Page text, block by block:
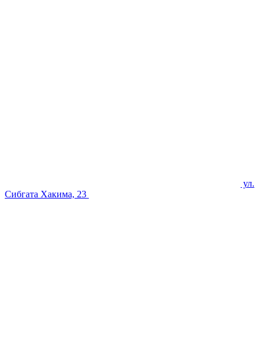
ул.
Сибгата Хакима, 23